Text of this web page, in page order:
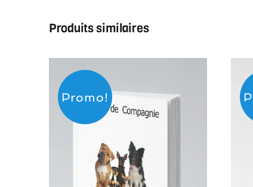
Produits similaires
Promo!